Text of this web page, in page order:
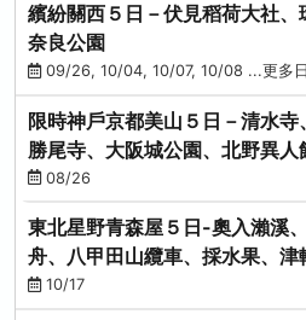
繽紛關西５日－伏見稻荷大社、
奈良公園
09/26, 10/04, 10/07, 10/08 ...更多
限時神戶京都美山５日－清水寺
勝尾寺、大阪城公園、北野異人
08/26
東北星野青森屋５日-奧入瀨溪
舟、八甲田山纜車、採水果、
(不進免稅店)
10/17